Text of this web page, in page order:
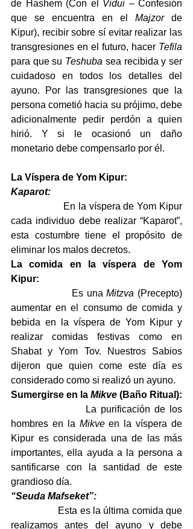
de Hashem (Con el Vidui – Confesión
que se encuentra en el Majzor de
Kipur), recibir sobre sí evitar realizar las
transgresiones en el futuro, hacer Tefila
para que su Teshuba sea recibida y ser
cuidadoso en todos los detalles del
ayuno. Por las transgresiones que la
persona cometió hacia su prójimo, debe
adicionalmente pedir perdón a quien
hirió. Y si le ocasionó un daño
monetario debe compensarlo por él.
La Víspera de Yom Kipur:
Kaparot:
En la víspera de Yom Kipur
cada individuo debe realizar “Kaparot”,
esta costumbre tiene el propósito de
eliminar los malos decretos.
La comida en la víspera de Yom
Kipur:
Es una Mitzva (Precepto)
aumentar en el consumo de comida y
bebida en la víspera de Yom Kipur y
realizar comidas festivas como en
Shabat y Yom Tov. Nuestros Sabios
dijeron que quien come este día es
considerado como si realizó un ayuno.
Sumergirse en la Mikve (Baño Ritual):
La purificación de los
hombres en la Mikve en la víspera de
Kipur es considerada una de las más
importantes, ella ayuda a la persona a
santificarse con la santidad de este
grandioso día.
“Seuda Mafseket”:
Esta es la última comida que
realizamos antes del ayuno y debe